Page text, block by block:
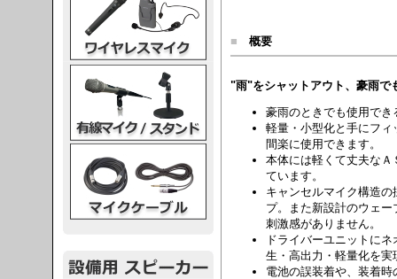
■ 概要
"雨"をシャットアウト、豪雨で
豪雨のときでも使用でき
軽量・小型化と手にフ
間楽に使用できます。
本体には軽くて丈夫な
ています。
キャンセルマイク構造
プ。また新設計のウェ
刺激感がありません。
ドライバーユニットに
生・高出力・軽量化を実
電池の誤装着や、装着